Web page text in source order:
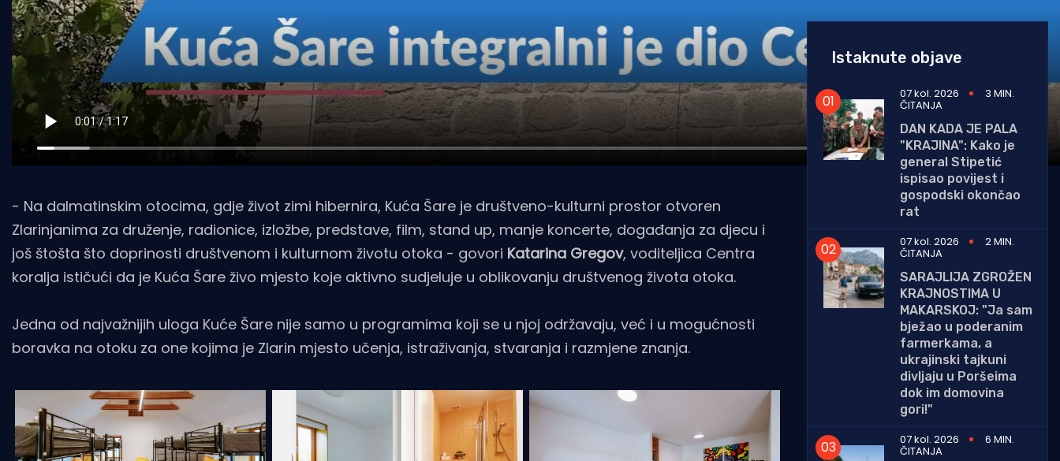
- Na dalmatinskim otocima, gdje život zimi hibernira, Kuća Šare je društveno-kulturni prostor otvoren
Zlarinjanima za druženje, radionice, izložbe, predstave, film, stand up, manje koncerte, događanja za djecu i
još štošta što doprinosti društvenom i kulturnom životu otoka - govori Katarina Gregov, voditeljica Centra
koralja ističući da je Kuća Šare živo mjesto koje aktivno sudjeluje u oblikovanju društvenog života otoka.
Jedna od najvažnijih uloga Kuće Šare nije samo u programima koji se u njoj održavaju, već i u mogućnosti
boravka na otoku za one kojima je Zlarin mjesto učenja, istraživanja, stvaranja i razmjene znanja.
Istaknute objave
07 kol. 2026 3 MIN.
ČITANJA
DAN KADA JE PALA
"KRAJINA": Kako je
general Stipetić
ispisao povijest i
gospodski okončao
rat
07 kol. 2026
2 MIN.
ČITANJA
SARAJLIJA ZGROŽEN
KRAJNOSTIMA U
MAKARSKOJ: "Ja sam
bježao u poderanim
farmerkama, a
ukrajinski tajkuni
divljaju u Poršeima
dok im domovina
gori!"
07 kol. 2026
6 MIN.
ČITANJA